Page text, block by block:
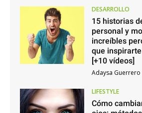
DESARROLLO
15 historias
personal y
increíbles
que
[+10 vídeos]
Adaysa Guerrero
LIFESTYLE
Cómo